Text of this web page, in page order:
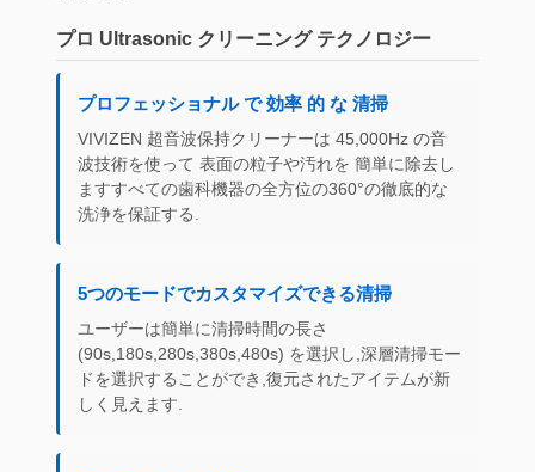
プロ Ultrasonic クリーニング テクノロジー
プロフェッショナル で 効率 的 な 清掃
VIVIZEN 超音波保持クリーナーは 45,000Hz の音
波技術を使って 表面の粒子や汚れを 簡単に除去し
ますすべての歯科機器の全方位の360°の徹底的な
洗浄を保証する.
5つのモードでカスタマイズできる清掃
ユーザーは簡単に清掃時間の長さ
(90s,180s,280s,380s,480s) を選択し,深層清掃モー
ドを選択することができ,復元されたアイテムが新
しく見えます.